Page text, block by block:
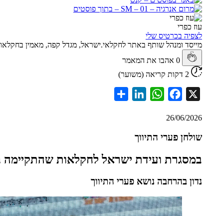
עוז כפרי
לצפיה בכרטיס שלי
מייסד ומנהל שותף באתר לחקלאי.ישראל, מגדל קפה, מאמין
0 אהבו את המאמר
2 דקות קריאה (משוער)
X
Facebook
WhatsApp
LinkedIn
26/06/2026
שולחן פערי התיווך
במסגרת ועידת ישראל לחקלאות שהתקיימה
נדון בהרחבה נושא פערי התיווך